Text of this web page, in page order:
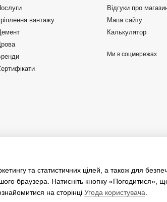
вантажу
Відгуки про
Мапа сайту
Калькулятор
Ми в соцмережах
та статистичних цілей, а також для
браузера. Натисніть кнопку «Погодитися»,
на сторінці Угода користувача